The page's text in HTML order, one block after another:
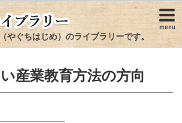
menu
やぐちはじめ）のライブラリーです。
産業教育方法の方向